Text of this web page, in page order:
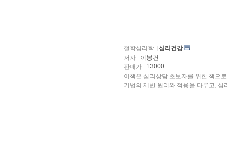
철학심리학
심리건강
저자
이봉건
판매가
13000
이책은 심리상담 초보자를 위한 책으
기법